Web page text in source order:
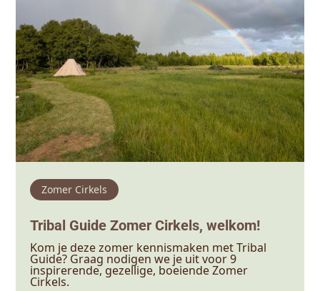
Zomer Cirkels
Tribal Guide Zomer Cirkels, welkom!
Kom je deze zomer kennismaken met Tribal
Guide? Graag nodigen we je uit voor 9
inspirerende, gezellige, boeiende Zomer
Cirkels.